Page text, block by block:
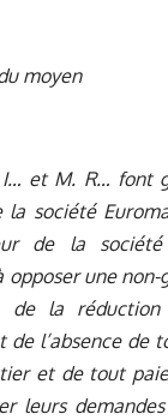
moyen
et M. R… font
la société
de la
opposer une
de la réduction
de l’absence de
et de tout
leurs